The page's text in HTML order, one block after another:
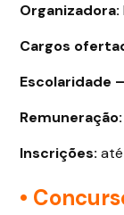
Organizadora:
Cargos
Escolaridade
Remuneração:
Inscrições:até
•